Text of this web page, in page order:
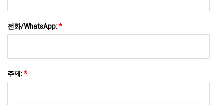
전화/WhatsApp:*
주제:*